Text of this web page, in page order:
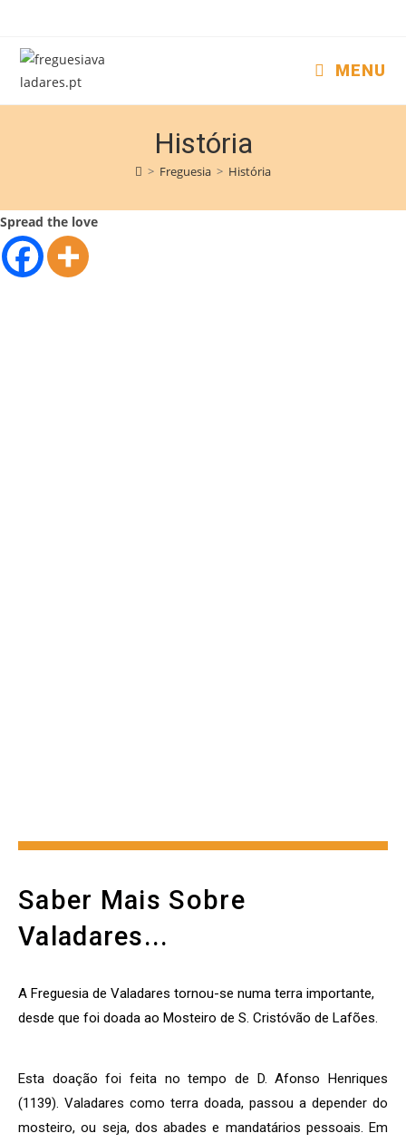
MENU
História
> Freguesia > História
Spread the love
Saber Mais Sobre
Valadares...
A Freguesia de Valadares tornou-se numa terra importante,
desde que foi doada ao Mosteiro de S. Cristóvão de Lafões.
Esta doação foi feita no tempo de D. Afonso Henriques
(1139). Valadares como terra doada, passou a depender do
mosteiro, ou seja, dos abades e mandatários pessoais. Em